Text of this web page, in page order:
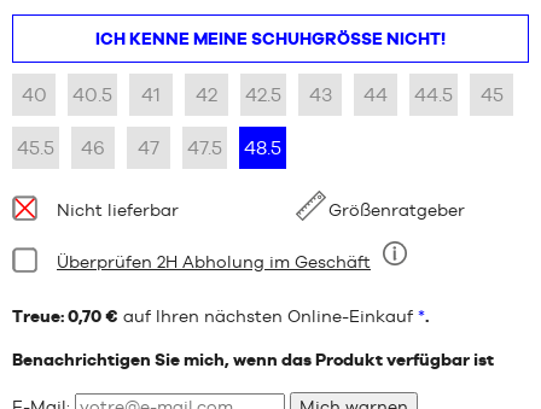
ICH KENNE MEINE SCHUHGRÖSSE NICHT!
40 40.5 41 42 42.5 43 44 44.5 45
45.5 46 47 47.5 48.5
Verfügbarkeit:
Nicht lieferbar Größenratgeber
Bedingung:
Neun
Überprüfen 2H Abholung im Geschäft
Treue: 0,70 € auf Ihren nächsten Online-Einkauf *.
Benachrichtigen Sie mich, wenn das Produkt verfügbar ist